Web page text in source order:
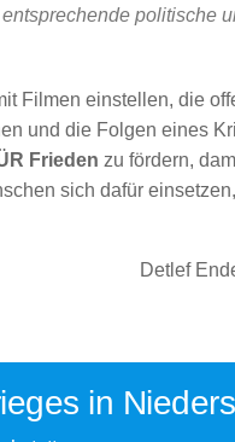
politische
Filmen einstellen, die
und die Folgen eines
Frieden zu fördern,
sich dafür
Detlef
in